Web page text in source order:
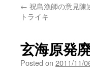
← 祝島漁師の意見陳
トライキ
玄海原発
Posted on 2011/11/